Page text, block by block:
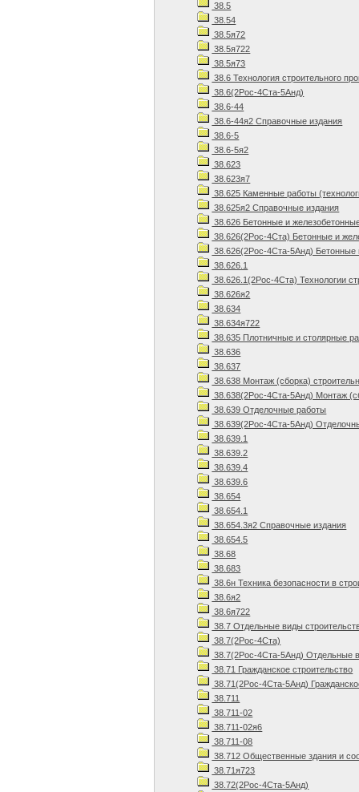
38.5
38.54
38.5я72
38.5я722
38.5я73
38.6 Технология строительного
38.6(2Рос-4Ста-5Анд)
38.6-44
38.6-44я2 Справочные издания
38.6-5
38.6-5я2
38.623
38.623я7
38.625 Каменные работы
38.625я2 Справочные издания
38.626 Бетонные и
38.626(2Рос-4Ста) Бетонные и
38.626(2Рос-4Ста-5Анд) Бетонные
38.626.1
38.626.1(2Рос-4Ста) Технологии
38.626я2
38.634
38.634я722
38.635 Плотничные и столярные
38.636
38.637
38.638 Монтаж (сборка)
38.638(2Рос-4Ста-5Анд) Монтаж
38.639 Отделочные работы
38.639(2Рос-4Ста-5Анд)
38.639.1
38.639.2
38.639.4
38.639.6
38.654
38.654.1
38.654.3я2 Справочные издания
38.654.5
38.68
38.683
38.6н Техника безопасности в
38.6я2
38.6я722
38.7 Отдельные виды
38.7(2Рос-4Ста)
38.7(2Рос-4Ста-5Анд) Отдельные
38.71 Гражданское строительство
38.71(2Рос-4Ста-5Анд)
38.711
38.711-02
38.711-02я6
38.711-08
38.712 Общественные здания и
38.71я723
38.72(2Рос-4Ста-5Анд)